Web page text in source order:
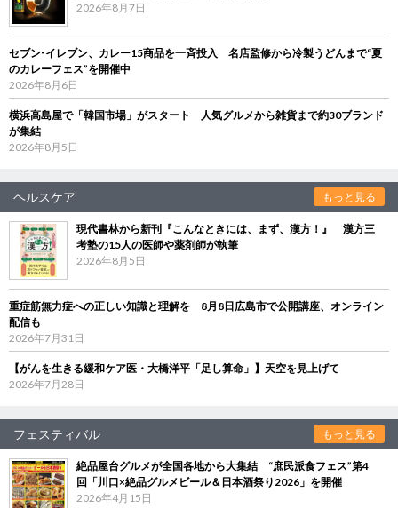
2026年8月7日
セブン‐イレブン、カレー15商品を一斉投入 名店監修から冷製うどんまで“夏
のカレーフェス”を開催中
2026年8月6日
横浜高島屋で「韓国市場」がスタート 人気グルメから雑貨まで約30ブランド
が集結
2026年8月5日
ヘルスケア もっと見る
現代書林から新刊『こんなときには、まず、漢方！』 漢方三
考塾の15人の医師や薬剤師が執筆
2026年8月5日
重症筋無力症への正しい知識と理解を 8月8日広島市で公開講座、オンライン
配信も
2026年7月31日
【がんを生きる緩和ケア医・大橋洋平「足し算命」】天空を見上げて
2026年7月28日
フェスティバル もっと見る
絶品屋台グルメが全国各地から大集結 “庶民派食フェス”第4
回「川口×絶品グルメビール＆日本酒祭り2026」を開催
2026年4月15日